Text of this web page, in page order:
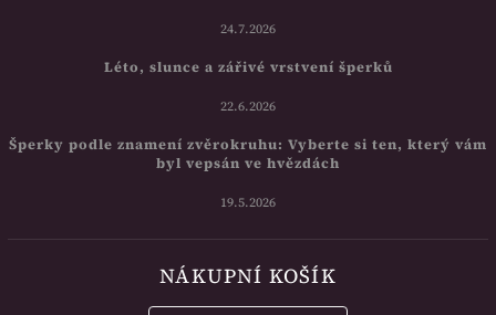
24.7.2026
Léto, slunce a zářivé vrstvení šperků
22.6.2026
Šperky podle znamení zvěrokruhu: Vyberte si ten, který vám
byl vepsán ve hvězdách
19.5.2026
NÁKUPNÍ KOŠÍK